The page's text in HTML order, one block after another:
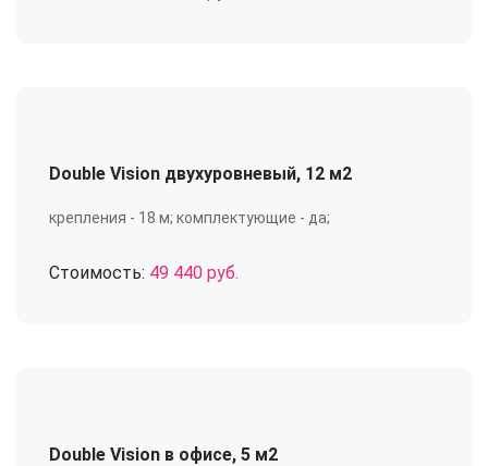
Double Vision двухуровневый, 12 м2
крепления - 18 м; комплектующие - да;
Стоимость: 49 440 руб.
Double Vision в офисе, 5 м2